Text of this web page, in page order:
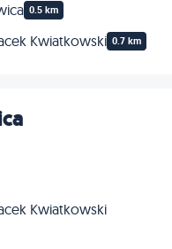
0.5 km
Kwiatkowski 0.7 km
Kwiatkowski